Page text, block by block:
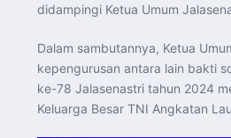
didampingi Ketua Umum
Dalam sambutannya, Ketua
kepengurusan antara lain bakti
ke-78 Jalasenastri tahun 2024
Keluarga Besar TNI Angkatan